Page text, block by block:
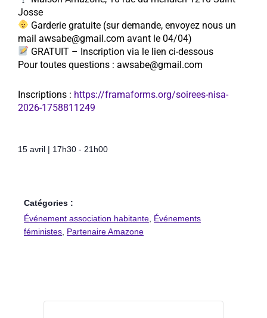
Josse
Garderie gratuite (sur demande, envoyez nous un
mail awsabe@gmail.com avant le 04/04)
GRATUIT – Inscription via le lien ci-dessous
Pour toutes questions : awsabe@gmail.com
Inscriptions : https://framaforms.org/soirees-nisa-
2026-1758811249
15 avril | 17h30 - 21h00
Catégories :
Événement association habitante Événements
féministes Partenaire Amazone